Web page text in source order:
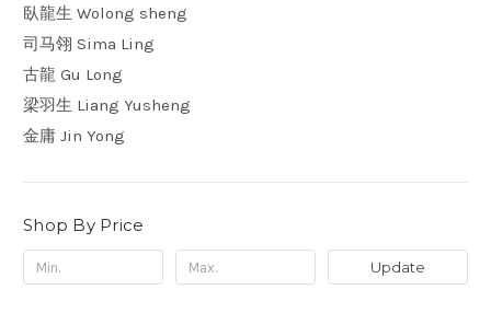
臥龍生 Wolong sheng
司马翎 Sima Ling
古龍 Gu Long
梁羽生 Liang Yusheng
金庸 Jin Yong
Shop By Price
Update